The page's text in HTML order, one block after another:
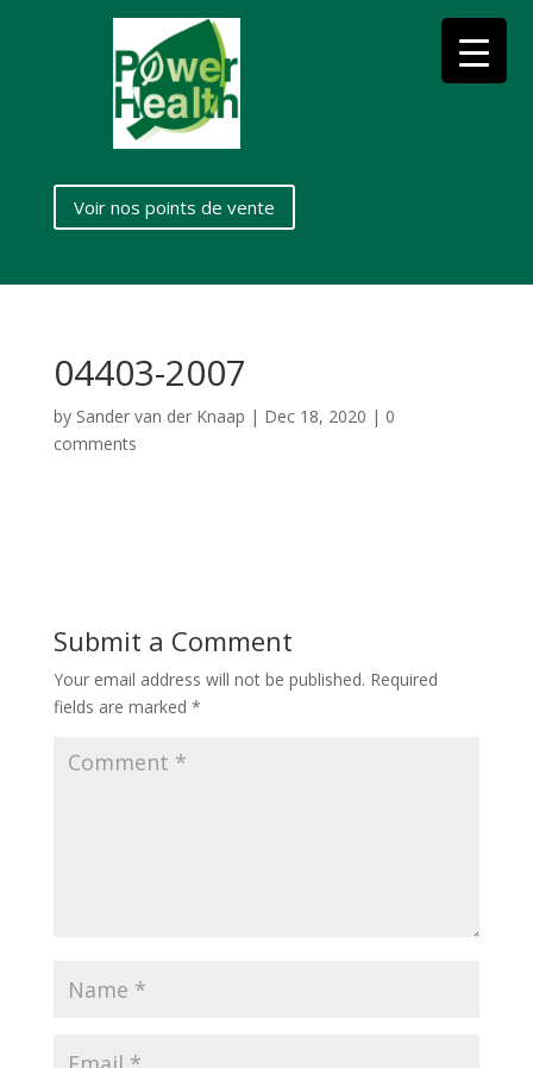
Voir nos points de vente
04403-2007
by Sander van der Knaap | Dec 18, 2020 | 0
comments
Submit a Comment
Your email address will not be published. Required
fields are marked *